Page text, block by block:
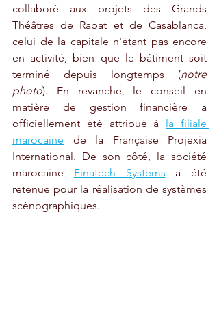
collaboré aux projets des Grands
Théâtres de Rabat et de Casablanca,
celui de la capitale n'étant pas encore
en activité, bien que le bâtiment soit
terminé depuis longtemps (notre
photo). En revanche, le conseil en
matière de gestion financière a
officiellement été attribué à la filiale
marocaine de la Française Projexia
International. De son côté, la société
marocaine Finatech Systems a été
retenue pour la réalisation de systèmes
scénographiques.